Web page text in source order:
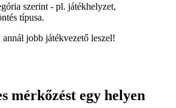
szerint - pl. játékhelyzet,
típusa.
jobb játékvezető leszel!
mérkőzést egy helyen